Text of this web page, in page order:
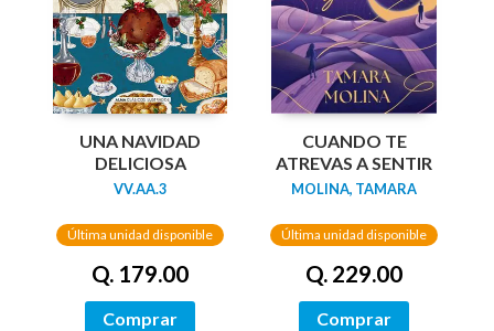
UNA NAVIDAD
DELICIOSA
VV.AA.3
Última unidad disponible
Q. 179.00
Comprar
CUANDO TE
ATREVAS A SENTIR
MOLINA, TAMARA
Última unidad disponible
Q. 229.00
Comprar